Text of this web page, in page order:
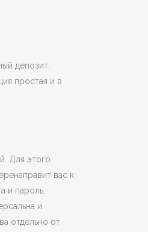
депозит,
простая и в
Для этого
вас к
и пароль.
и
отдельно от